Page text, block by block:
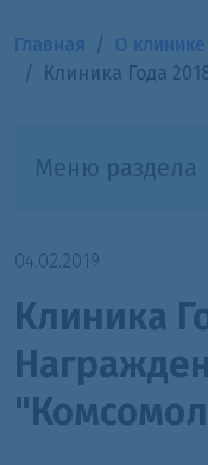
Клиника Года
Меню раздела
04.02.2019
Клиника